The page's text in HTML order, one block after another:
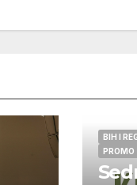
BIH I
PROMO